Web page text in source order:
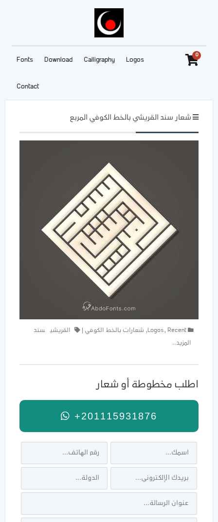
Fonts Download Calligraphy Logos
Contact
0
شعار سند القريشي بالخط الكوفي المربع
Logos, Recent
, شعارات بالخط الكوفي القريشي سند
المزيد..
اطلب مخطوطة أو شعار
+201115931876